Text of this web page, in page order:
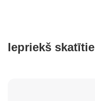
Iepriekš skatītie